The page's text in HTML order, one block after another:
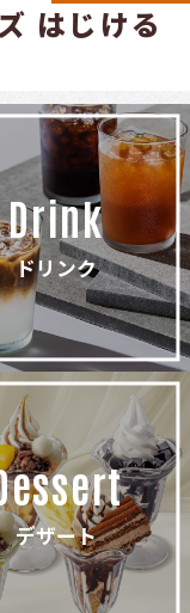
はじける
Drink
ドリンク
デザート